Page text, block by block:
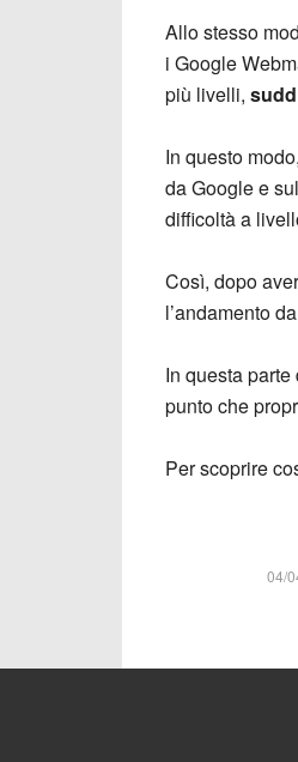
Allo stesso
i Google
più livelli,
In questo
da Google e
difficoltà a
Così, dopo
l’andamento
In questa parte
punto che
Per scoprire
04/